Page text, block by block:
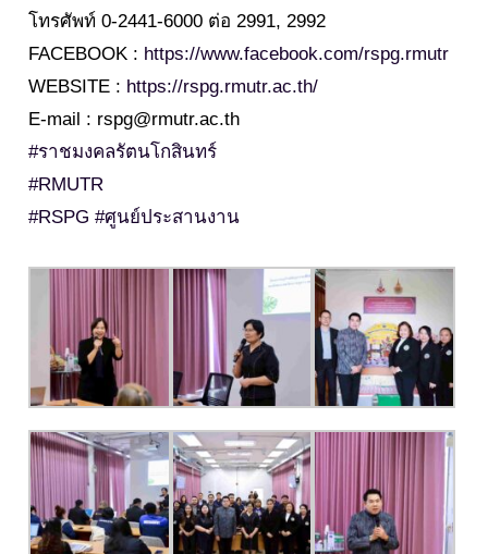
โทรศัพท์ 0-2441-6000 ต่อ 2991, 2992
FACEBOOK : https://www.facebook.com/rspg.rmutr
WEBSITE : https://rspg.rmutr.ac.th/
E-mail : rspg@rmutr.ac.th
#ราชมงคลรัตนโกสินทร์
#RMUTR
#RSPG #ศูนย์ประสานงาน